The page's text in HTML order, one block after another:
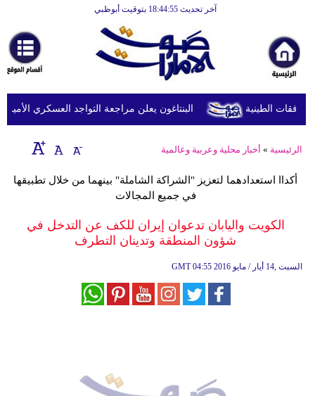
آخر تحديث 18:44:55 بتوقيت أبوظبي
أخبارعاجلة
رياضة
ثقافة
إقتصاد
وموسيقى
البنتاغون يعلن مراجعة التواجد العسكري
الرئيسية » أخبار محلية وعربية وعالمية
أكداا استعدادهما لتعزيز "الشراكة الشاملة" بينهما من خلال تطبيقها
في جميع المجالات
الكويت واليابان تدعوان إيران للكف عن التدخل في
شؤون المنطقة وتدينان التطرف
GMT 04:55 2016 السبت ,14 أيار / مايو